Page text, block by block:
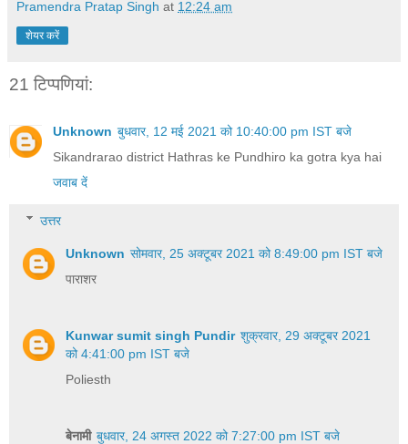
Pramendra Pratap Singh at 12:24 am
शेयर करें
21 टिप्‍पणियां:
Unknown बुधवार, 12 मई 2021 को 10:40:00 pm IST बजे
Sikandrarao district Hathras ke Pundhiro ka gotra kya hai
जवाब दें
उत्तर
Unknown सोमवार, 25 अक्टूबर 2021 को 8:49:00 pm IST बजे
पाराशर
Kunwar sumit singh Pundir शुक्रवार, 29 अक्टूबर 2021
को 4:41:00 pm IST बजे
Poliesth
बेनामी बुधवार, 24 अगस्त 2022 को 7:27:00 pm IST बजे